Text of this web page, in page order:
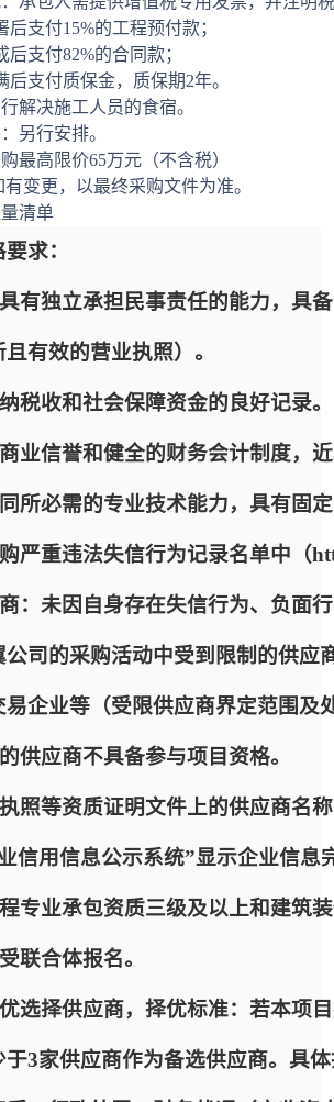
后支付15%的工程预付款；
后支付82%的合同款；
后支付质保金，质保期2年。
解决施工人员的食宿。
另行安排。
最高限价65万元（不含税）
变更，以最终采购文件为准。
清单
求：
有独立承担民事责任的能力，具
有效的营业执照）。
税收和社会保障资金的良好记录。
业信誉和健全的财务会计制度，
所必需的专业技术能力，具有固
严重违法失信行为记录名单中（
：未因自身存在失信行为、负面
公司的采购活动中受到限制的供
企业等（受限供应商界定范围及
供应商不具备参与项目资格。
照等资质证明文件上的供应商名
信用信息公示系统”显示企业信息
专业承包资质三级及以上和建筑
联合体报名。
选择供应商，择优标准：若本项
3家供应商作为备选供应商。具